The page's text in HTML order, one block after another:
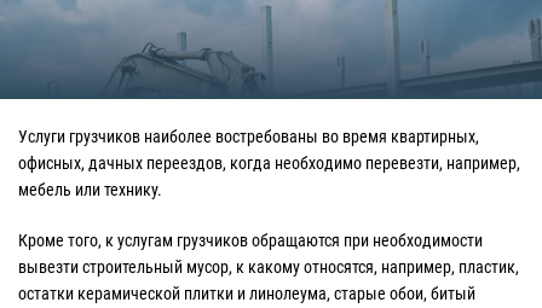
Услуги грузчиков наиболее востребованы во время квартирных,
офисных, дачных переездов, когда необходимо перевезти, например,
мебель или технику.
Кроме того, к услугам грузчиков обращаются при необходимости
вывезти строительный мусор, к какому относятся, например, пластик,
остатки керамической плитки и линолеума, старые обои, битый